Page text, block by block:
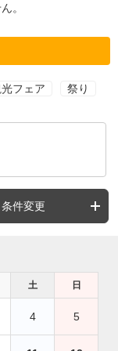
。
フェア 祭り
条件変更
土 日
4 5